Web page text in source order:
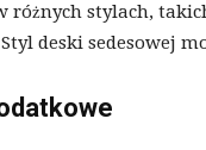
różnych stylach,
deski sedesowej